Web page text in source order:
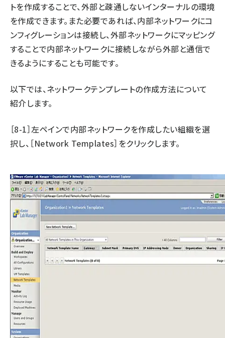
トを作成することで、外部と疎通しないインターナルの環境
を作成できます。また必要であれば、内部ネットワークにコ
ンフィグレーションは接続し、外部ネットワークにマッピング
することで内部ネットワークに接続しながら外部と通信で
きるようにすることも可能です。
以下では、ネットワークテンプレートの作成方法について
紹介します。
［8-1］左ペインで内部ネットワークを作成したい組織を選
択し、［Network Templates］をクリックします。